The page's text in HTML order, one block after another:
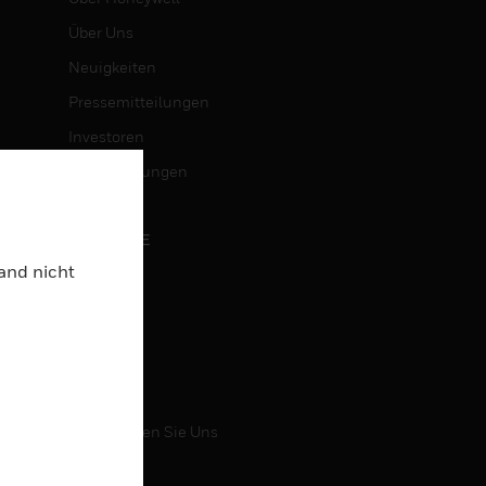
Über Uns
Neuigkeiten
Pressemitteilungen
Investoren
Veranstaltungen
KARRIERE
Karriere
Kontaktieren Sie Uns
nicht